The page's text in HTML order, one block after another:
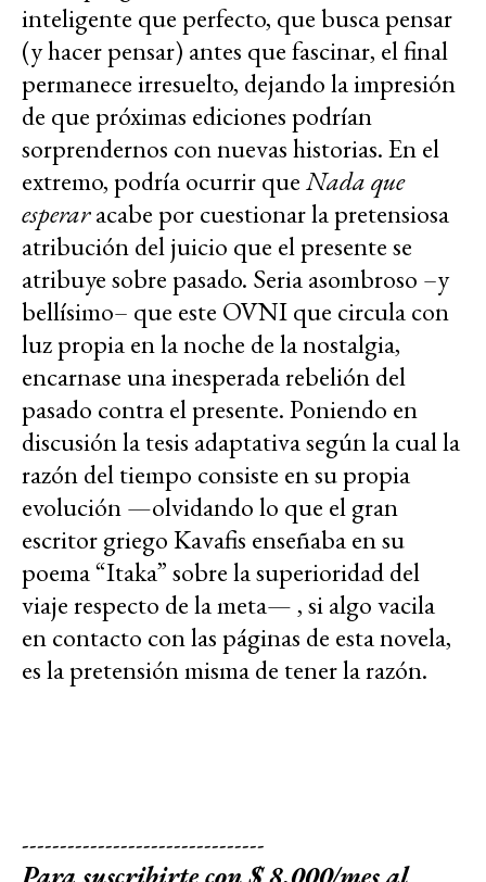
inteligente que perfecto, que busca pensar
(y hacer pensar) antes que fascinar, el final
permanece irresuelto, dejando la impresión
de que próximas ediciones podrían
sorprendernos con nuevas historias. En el
extremo, podría ocurrir queNada que
esperaracabe por cuestionar la pretensiosa
atribución del juicio que el presente se
atribuye sobre pasado. Seria asombroso –y
bellísimo– que este OVNI que circula con
luz propia en la noche de la nostalgia,
encarnase una inesperada rebelión del
pasado contra el presente. Poniendo en
discusión la tesis adaptativa según la cual la
razón del tiempo consiste en su propia
evolución —olvidando lo que el gran
escritor griego Kavafis enseñaba en su
poema “Itaka” sobre la superioridad del
viaje respecto de la meta— , si algo vacila
en contacto con las páginas de esta novela,
es la pretensión misma de tener la razón.
--------------------------------